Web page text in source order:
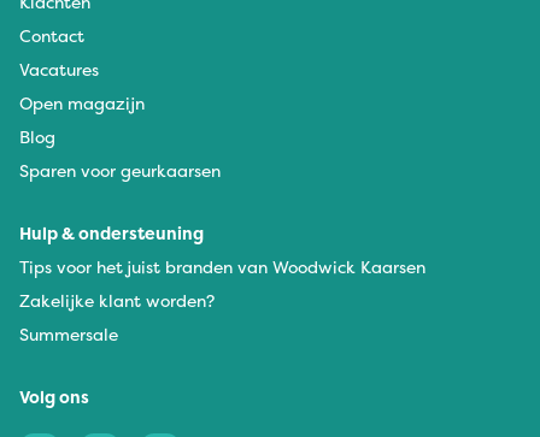
Contact
Vacatures
Open magazijn
Blog
Sparen voor geurkaarsen
Hulp & ondersteuning
Tips voor het juist branden van Woodwick Kaarsen
Zakelijke klant worden?
Summersale
Volg ons